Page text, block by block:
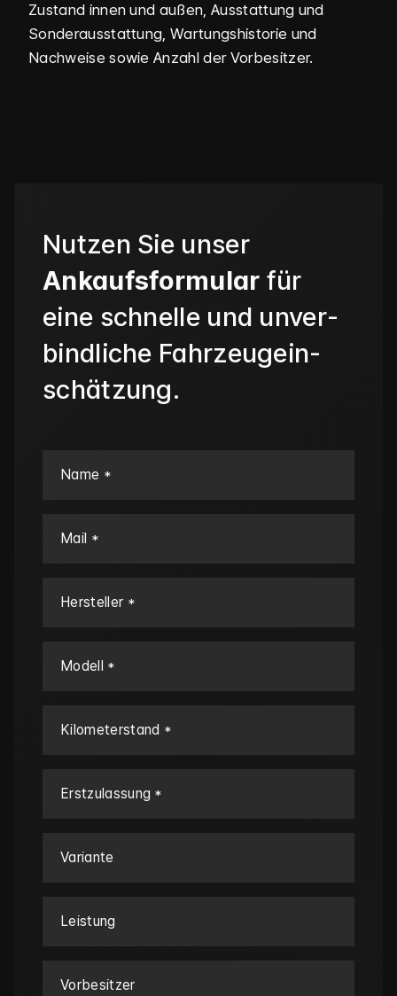
Zustand innen und außen, Ausstattung und
Sonder­ausstattung, Wartungs­historie und
Nachweise sowie Anzahl der Vorbesitzer.
Nutzen Sie unser
Ankaufs­­formular für
eine schnelle und unver­
bind­­liche Fahr­zeug­ein­
schätzung.